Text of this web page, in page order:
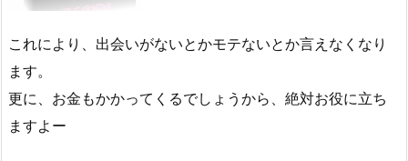
これにより、出会いがないとかモテないとか言えなくなり
ます。
更に、お金もかかってくるでしょうから、絶対お役に立ち
ますよー